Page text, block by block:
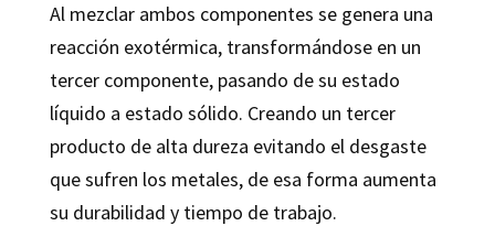
Al mezclar ambos componentes se genera una
reacción exotérmica, transformándose en un
tercer componente, pasando de su estado
líquido a estado sólido. Creando un tercer
producto de alta dureza evitando el desgaste
que sufren los metales, de esa forma aumenta
su durabilidad y tiempo de trabajo.